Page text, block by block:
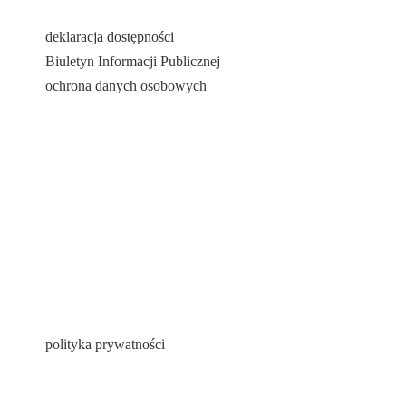
deklaracja dostępności
Biuletyn Informacji Publicznej
ochrona danych osobowych
polityka prywatności